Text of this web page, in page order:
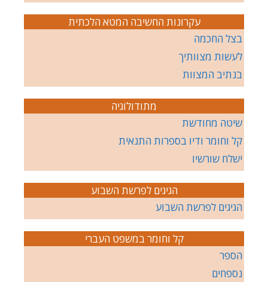
עקרונות החשיבה המטא הלכתית
בצל החכמה
לעשות מצוותיך
בנתיב המצוות
מתודולוגיה
שיטה מחודשת
קל וחומר ודיו בספרות התנאית
ישלח שורשיו
הגיגים לפרשת השבוע
הגיגים לפרשת השבוע
קל וחומר במשפט העברי
הספר
נספחים